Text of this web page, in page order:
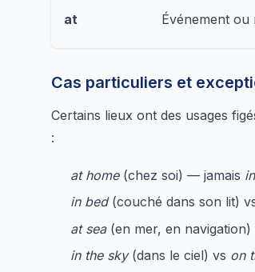
at Événement ou
Cas particuliers et
Certains lieux ont des usages
:
at home(chez soi) — jamais
in bed(couché dans son lit)
at sea(en mer, en navigation)
in the sky(dans le ciel) vs on